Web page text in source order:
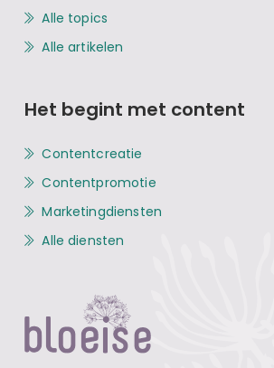
Alle topics
Alle artikelen
Het begint met content
Contentcreatie
Contentpromotie
Marketingdiensten
Alle diensten